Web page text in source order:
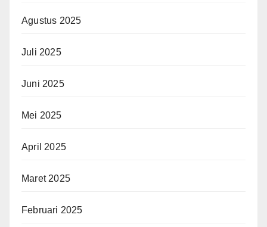
Agustus 2025
Juli 2025
Juni 2025
Mei 2025
April 2025
Maret 2025
Februari 2025